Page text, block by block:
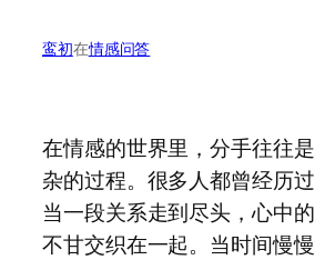
鸾初在情感问答
在情感的世界里，分手往往
杂的过程。很多人都曾经历
当一段关系走到尽头，心中
不甘交织在一起。当时间慢